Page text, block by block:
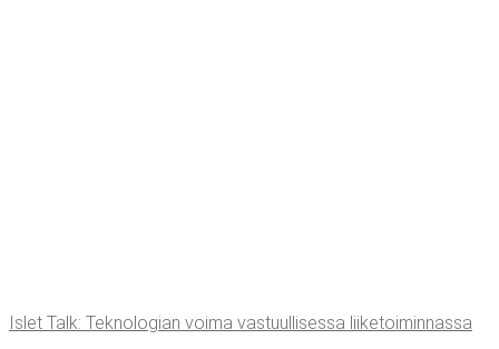
Islet Talk: Tek­no­lo­gian voi­ma vas­tuul­li­ses­sa liiketoiminnassa